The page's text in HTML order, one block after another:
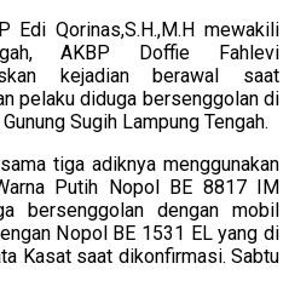
Edi Qorinas,S.H.,M.H mewakili
AKBP Doffie Fahlevi
kejadian berawal saat
pelaku diduga bersenggolan di
Sugih Lampung Tengah.
tiga adiknya menggunakan
Putih Nopol BE 8817 IM
bersenggolan dengan mobil
Nopol BE 1531 EL yang di
Kasat saat dikonfirmasi. Sabtu